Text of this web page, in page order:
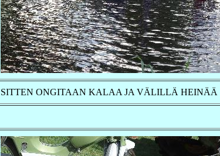
SITTEN ONGITAAN KALAA JA VÄLILLÄ HEINÄÄ